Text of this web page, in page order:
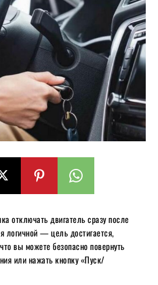
отключать двигатель сразу после
логичной — цель достигается,
вы можете безопасно повернуть
или нажать кнопку «Пуск/